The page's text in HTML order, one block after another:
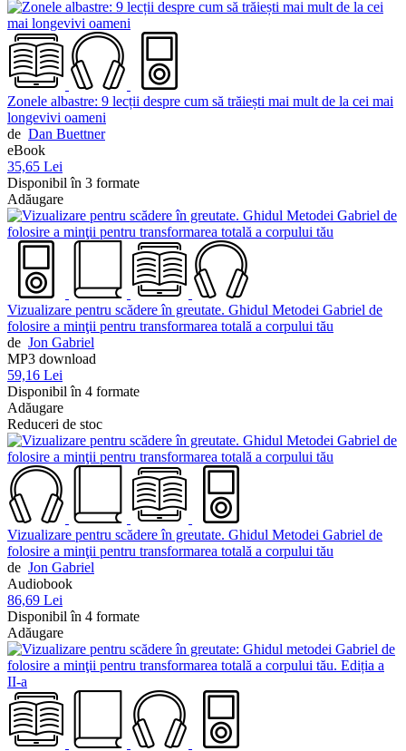
Zonele albastre: 9 lecții despre cum să trăiești mai mult de la cei mai
longevivi oameni
de Dan Buettner
eBook
35,65 Lei
Disponibil în 3 formate
Adăugare
Vizualizare pentru scădere în greutate. Ghidul Metodei Gabriel de
folosire a minţii pentru transformarea totală a corpului tău
de Jon Gabriel
MP3 download
59,16 Lei
Disponibil în 4 formate
Adăugare
Reduceri de stoc
Vizualizare pentru scădere în greutate. Ghidul Metodei Gabriel de
folosire a minţii pentru transformarea totală a corpului tău
de Jon Gabriel
Audiobook
86,69 Lei
Disponibil în 4 formate
Adăugare